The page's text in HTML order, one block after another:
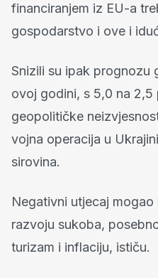
financiranjem iz EU-a
gospodarstvo i ove i
Snizili su ipak prognozu
ovoj godini, s 5,0 na
geopolitičke
vojna operacija u
sirovina.
Negativni utjecaj
razvoju sukoba,
turizam i inflaciju, ističu.